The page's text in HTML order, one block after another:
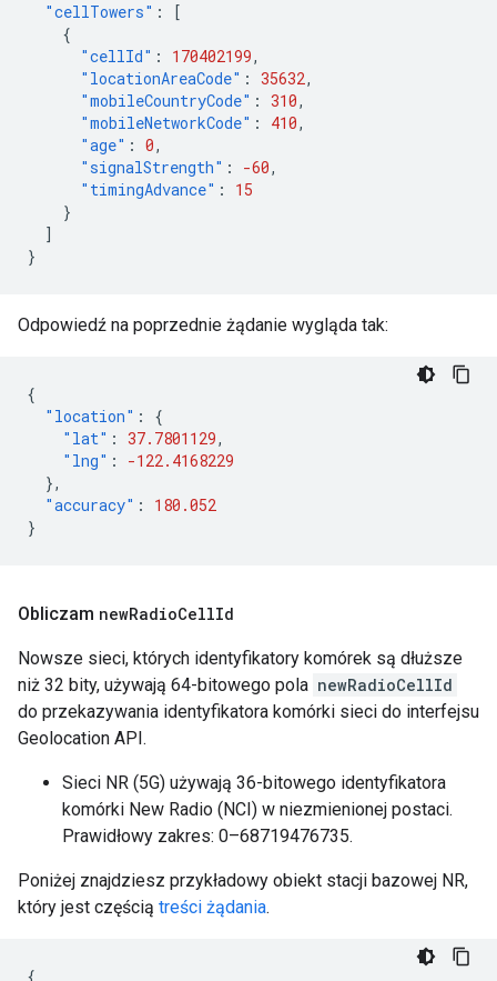
"cellTowers" :
[
{
"cellId" : 170402199,
"locationAreaCode" : 35632,
"mobileCountryCode" : 310,
"mobileNetworkCode" : 410,
"age" : 0,
"signalStrength" : -60,
"timingAdvance" :
15
}
]
}
Odpowiedź na poprzednie żądanie wygląda tak:
{
"location" :
{
"lat" : 37.7801129,
"lng" :
-122.4168229
},
"accuracy" :
180.052
}
Obliczam newRadioCellId
Nowsze sieci, których identyfikatory komórek są dłuższe
niż 32 bity, używają 64-bitowego pola newRadioCellId
do przekazywania identyfikatora komórki sieci do interfejsu
Geolocation API.
Sieci NR (5G) używają 36-bitowego identyfikatora
komórki New Radio (NCI) w niezmienionej postaci.
Prawidłowy zakres: 0–68719476735.
Poniżej znajdziesz przykładowy obiekt stacji bazowej NR,
który jest częścią treści żądania.
{